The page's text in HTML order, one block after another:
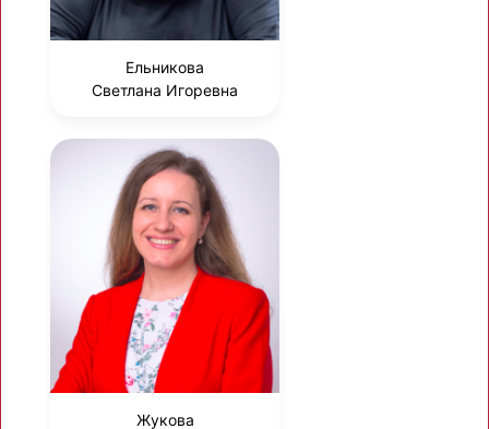
Ельникова
Светлана Игоревна
Жукова